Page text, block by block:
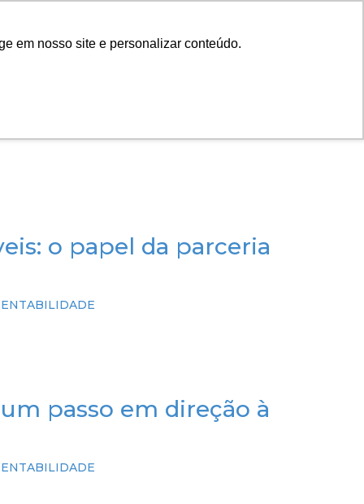
em nosso site e personalizar conteúdo.
INSTITUTO
o papel da parceria
passo em direção à